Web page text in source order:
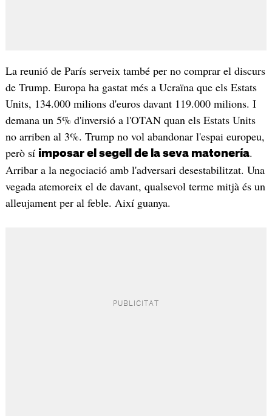
La reunió de París serveix també per no comprar el discurs
de Trump. Europa ha gastat més a Ucraïna que els Estats
Units, 134.000 milions d'euros davant 119.000 milions. I
demana un 5% d'inversió a l'OTAN quan els Estats Units
no arriben al 3%. Trump no vol abandonar l'espai europeu,
però sí imposar el segell de la seva matonería.
Arribar a la negociació amb l'adversari desestabilitzat. Una
vegada atemoreix el de davant, qualsevol terme mitjà és un
alleujament per al feble. Així guanya.